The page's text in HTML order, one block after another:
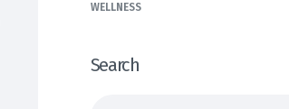
WELLNESS
Search